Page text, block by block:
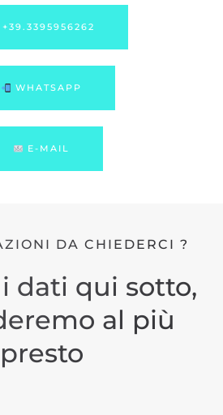
+39.3395956262
WHATSAPP
E-MAIL
DA CHIEDERCI ?
dati qui sotto,
al più
presto